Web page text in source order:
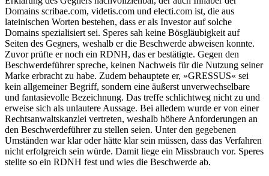
Domains scribae.com, videtis.com und electi.com ist, die aus
lateinischen Worten bestehen, dass er als Investor auf solche
Domains spezialisiert sei. Speres sah keine Bösgläubigkeit auf
Seiten des Gegners, weshalb er die Beschwerde abweisen konnte.
Zuvor prüfte er noch ein RDNH, das er bestätigte. Gegen den
Beschwerdeführer spreche, keinen Nachweis für die Nutzung seiner
Marke erbracht zu habe. Zudem behauptete er, »GRESSUS« sei
kein allgemeiner Begriff, sondern eine äußerst unverwechselbare
und fantasievolle Bezeichnung. Das treffe schlichtweg nicht zu und
erweise sich als unlautere Aussage. Bei alledem wurde er von einer
Rechtsanwaltskanzlei vertreten, weshalb höhere Anforderungen an
den Beschwerdeführer zu stellen seien. Unter den gegebenen
Umständen war klar oder hätte klar sein müssen, dass das Verfahren
nicht erfolgreich sein würde. Damit liege ein Missbrauch vor. Speres
stellte so ein RDNH fest und wies die Beschwerde ab.